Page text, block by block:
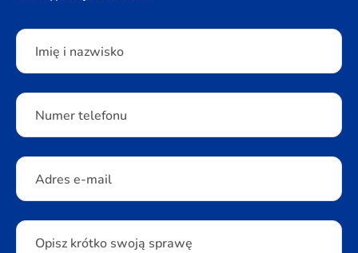
Please leave this field empty.
Imię i nazwisko
Numer telefonu
Adres e-mail
Opisz krótko swoją sprawę